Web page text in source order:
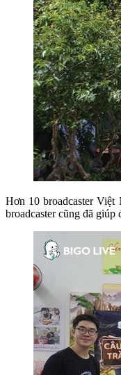
Hơn 10 broadcaster
broadcaster cũng đã